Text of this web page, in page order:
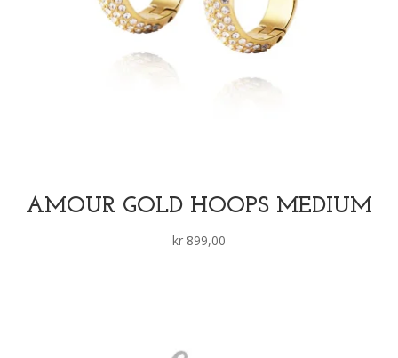
AMOUR GOLD HOOPS MEDIUM
kr 899,00